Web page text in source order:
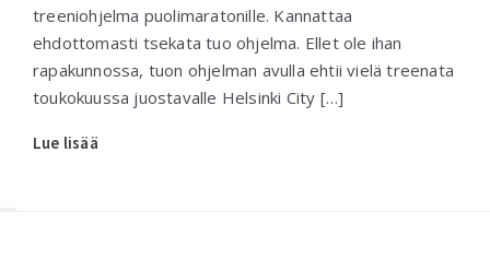
treeniohjelma puolimaratonille. Kannattaa
ehdottomasti tsekata tuo ohjelma. Ellet ole ihan
rapakunnossa, tuon ohjelman avulla ehtii vielä treenata
toukokuussa juostavalle Helsinki City […]
Lue lisää